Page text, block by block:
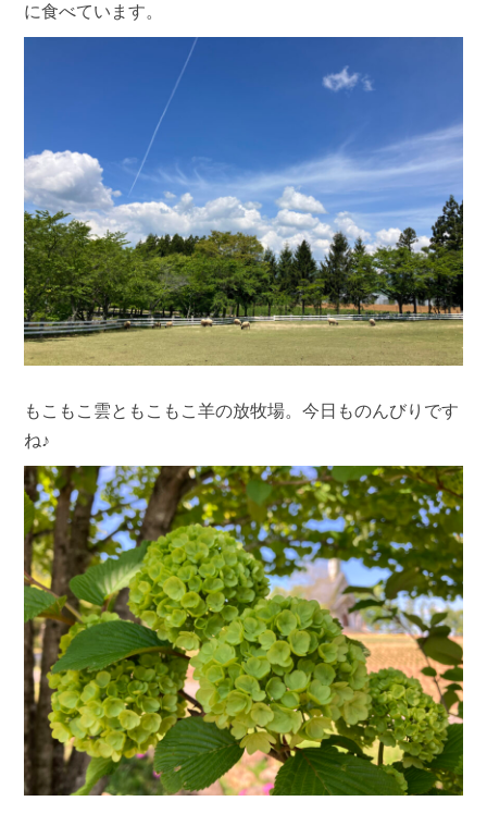
に食べています。
もこもこ雲ともこもこ羊の放牧場。今日ものんびりです
ね♪